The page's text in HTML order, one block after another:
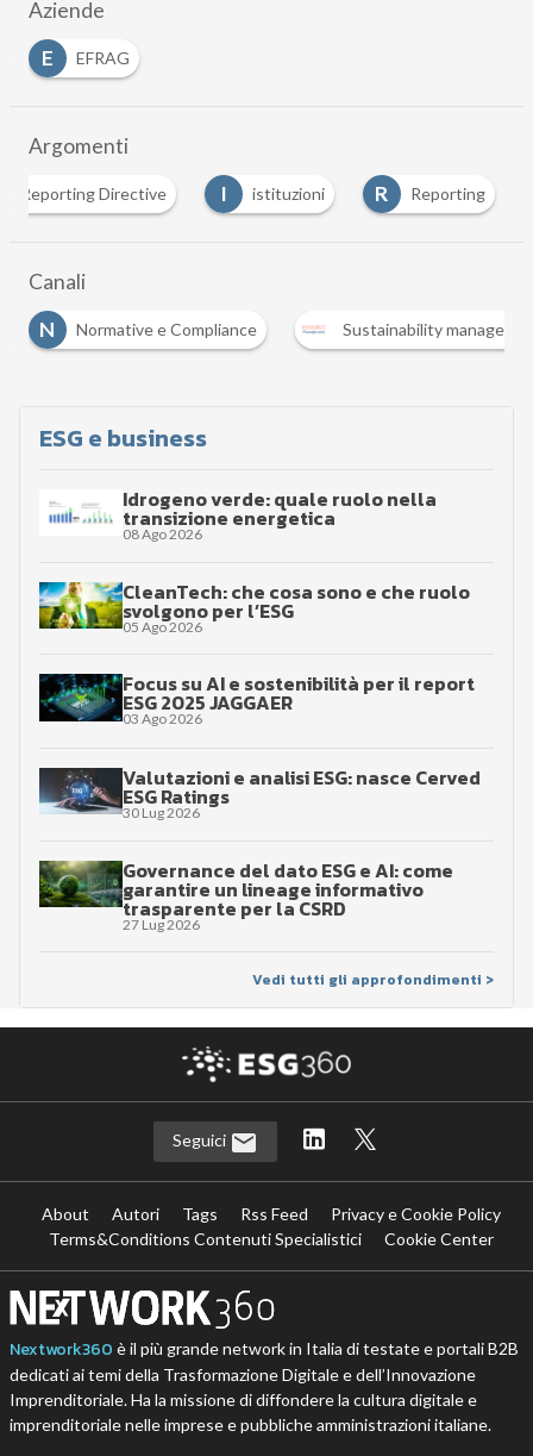
Aziende
E
EFRAG
Argomenti
Reporting Directive I istituzioni R Reporting
Canali
Normative e Compliance Sustainability management
ESG e business
Idrogeno verde: quale ruolo nella
transizione energetica
08 Ago 2026
CleanTech: che cosa sono e che ruolo
svolgono per l’ESG
05 Ago 2026
Focus su AI e sostenibilità per il report
ESG 2025 JAGGAER
03 Ago 2026
Valutazioni e analisi ESG: nasce Cerved
ESG Ratings
30 Lug 2026
Governance del dato ESG e AI: come
garantire un lineage informativo
trasparente per la CSRD
27 Lug 2026
Vedi tutti gli approfondimenti >
Seguici
About Autori Tags Rss Feed
Privacy e Cookie Policy
Terms&Conditions Contenuti Specialistici
Cookie Center
Nextwork360 è il più grande network in Italia di testate e portali B2B
dedicati ai temi della Trasformazione Digitale e dell’Innovazione
Imprenditoriale. Ha la missione di diffondere la cultura digitale e
imprenditoriale nelle imprese e pubbliche amministrazioni italiane.